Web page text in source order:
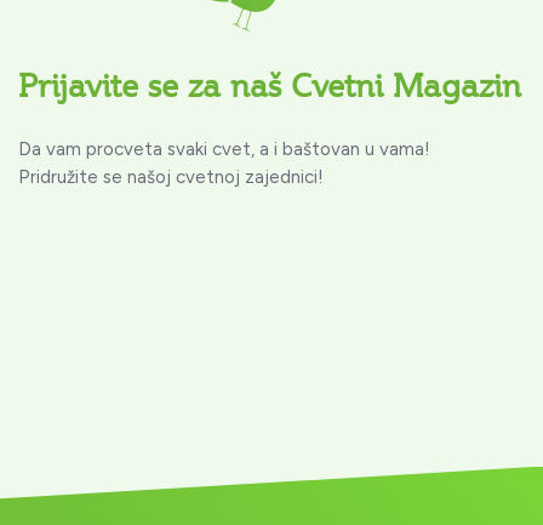
Prijavite se za naš Cvetni Magazin
Da vam procveta svaki cvet, a i baštovan u vama!
Pridružite se našoj cvetnoj zajednici!